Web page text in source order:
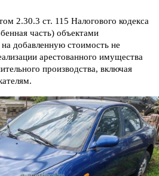
2.30.3 ст. 115 Налогового кодекса
часть) объектами
добавленную стоимость не
арестованного имущества
производства, включая